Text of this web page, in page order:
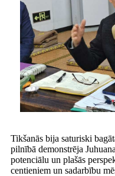
Tikšanās bija saturiski
pilnībā demonstrēja
potenciālu un plašās
centieniem un sadarbību